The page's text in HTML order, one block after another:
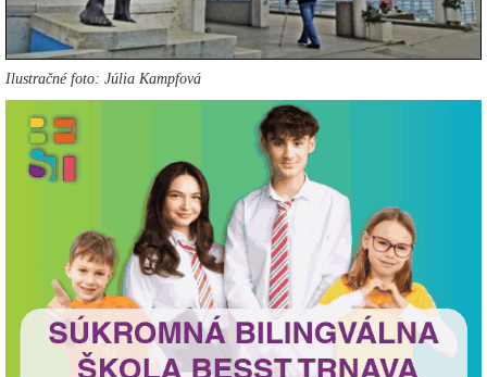
Ilustračné foto: Júlia Kampfová